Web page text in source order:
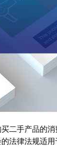
二手产品的
法律法规适